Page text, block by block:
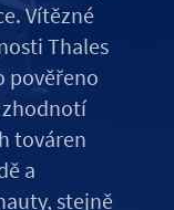
Vítězné
Thales
pověřeno
továren
a
stejně